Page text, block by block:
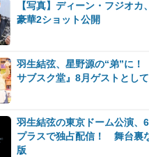
【写真】ディーン・フジオカ
豪華2ショット公開
羽生結弦、星野源の“弟”に
サブスク堂』8月ゲストとし
羽生結弦の東京ドーム公演、
プラスで独占配信！ 舞台裏
版